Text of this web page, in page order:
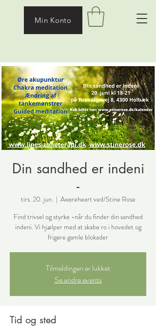
Min Konto
Din sandhed er indeni
-
tirs. 20. jun.
  |
Awareheart ved/Stine Rose
Find trivsel og styrke -når du finder din sandhed
indeni. Vi hjælper med at skabe ro i hovedet og
frigøre gamle blokader
Tilmeldingen er lukket
Se andre events
Tid og sted